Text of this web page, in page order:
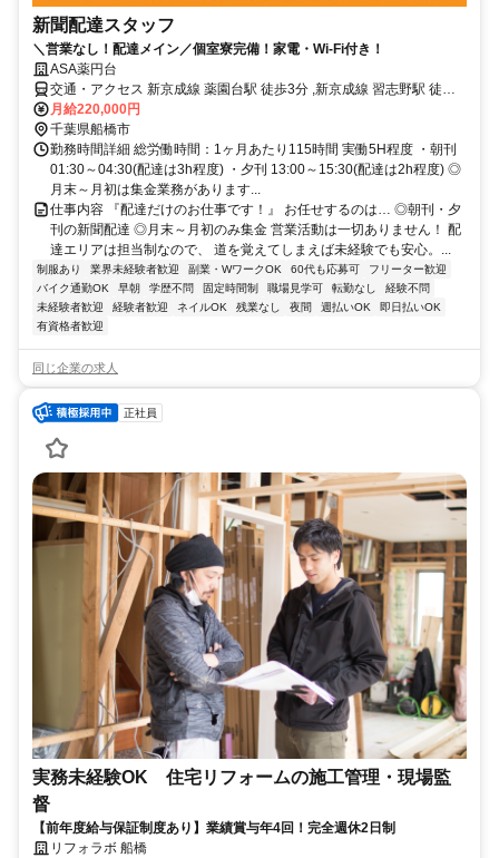
新聞配達スタッフ
＼営業なし！配達メイン／個室寮完備！家電・Wi-Fi付き！
ASA薬円台
交通・アクセス 新京成線 薬園台駅 徒歩3分 ,新京成線 習志野駅 徒歩
10分
月給220,000円
千葉県船橋市
勤務時間詳細 総労働時間：1ヶ月あたり115時間 実働5H程度 ・朝刊
01:30～04:30(配達は3h程度) ・夕刊 13:00～15:30(配達は2h程度) ◎
月末～月初は集金業務があります...
仕事内容 『配達だけのお仕事です！』 お任せするのは… ◎朝刊・夕
刊の新聞配達 ◎月末～月初のみ集金 営業活動は一切ありません！ 配
達エリアは担当制なので、 道を覚えてしまえば未経験でも安心。...
制服あり 業界未経験者歓迎 副業・WワークOK 60代も応募可
フリーター歓迎
バイク通勤OK
早朝 学歴不問 固定時間制 職場見学可 転勤なし
経験不問
未経験者歓迎
経験者歓迎 ネイルOK 残業なし 夜間 週払いOK
即日払いOK
有資格者歓迎
同じ企業の求人
正社員
実務未経験OK 住宅リフォームの施工管理・現場監
督
【前年度給与保証制度あり】業績賞与年4回！完全週休2日制
リフォラボ 船橋